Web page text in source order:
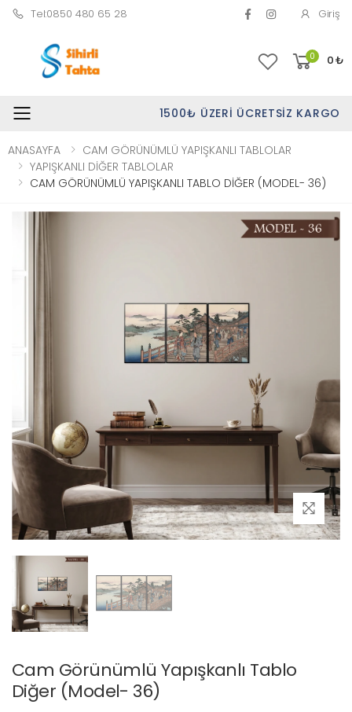
Tel:0850 480 65 28 Giriş
0 0₺
Toggle mobile menu1500₺ ÜZERI ÜCRETSIZ KARGO
ANASAYFA
CAM GÖRÜNÜMLÜ YAPIŞKANLI TABLOLAR
YAPIŞKANLI DİĞER TABLOLAR
CAM GÖRÜNÜMLÜ YAPIŞKANLI TABLO DİĞER (MODEL- 36)
Cam Görünümlü Yapışkanlı Tablo
Diğer (Model- 36)